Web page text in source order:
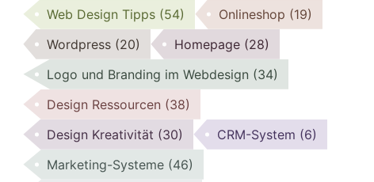
Web Design Tipps (54) Onlineshop (19)
Wordpress (20) Homepage (28)
Logo und Branding im Webdesign (34)
Design Ressourcen (38)
Design Kreativität (30) CRM-System (6)
Marketing-Systeme (46)